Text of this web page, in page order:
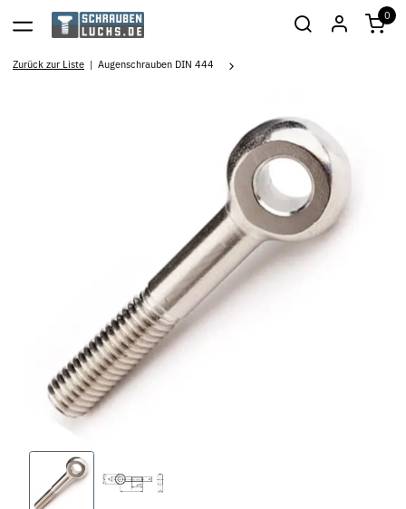
0
Zurück zur Liste Augenschrauben DIN 444